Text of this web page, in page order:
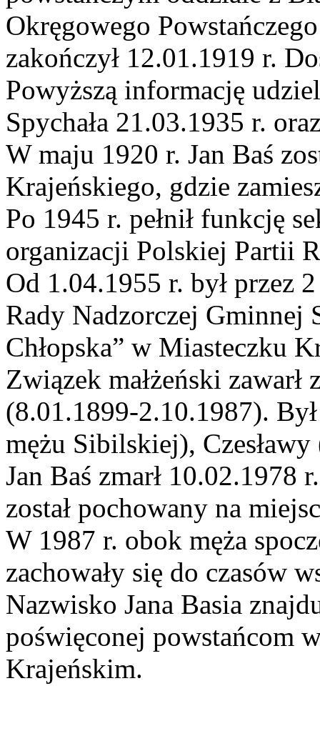
Okręgowego
zakończył 12.01.1919 r.
Powyższą informację
Spychała 21.03.1935 r.
W maju 1920 r. Jan Baś
Krajeńskiego, gdzie
Po 1945 r. pełnił funkcję
organizacji Polskiej Partii
Od 1.04.1955 r. był przez
Rady Nadzorczej Gminnej
Chłopska” w Miasteczku
Związek małżeński
(8.01.1899-2.10.1987).
mężu Sibilskiej),
Jan Baś zmarł
został pochowany na
W 1987 r. obok męża
zachowały się do czasów
Nazwisko Jana Basia
poświęconej powstańcom
Krajeńskim.